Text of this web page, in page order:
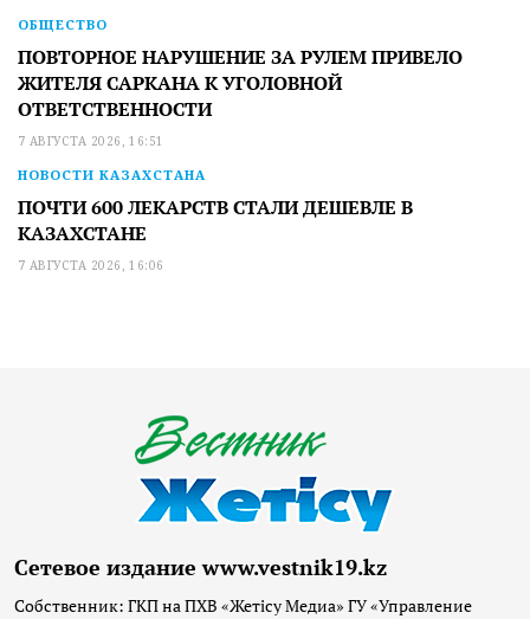
ОБЩЕСТВО
ПОВТОРНОЕ НАРУШЕНИЕ ЗА РУЛЕМ ПРИВЕЛО
ЖИТЕЛЯ САРКАНА К УГОЛОВНОЙ
ОТВЕТСТВЕННОСТИ
7 АВГУСТА 2026, 16:51
НОВОСТИ КАЗАХСТАНА
ПОЧТИ 600 ЛЕКАРСТВ СТАЛИ ДЕШЕВЛЕ В
КАЗАХСТАНЕ
7 АВГУСТА 2026, 16:06
Сетевое издание www.vestnik19.kz
Собственник: ГКП на ПХВ «Жетісу Медиа» ГУ «Управление